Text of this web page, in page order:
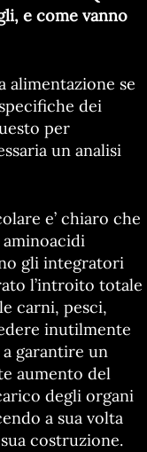
e come vanno
alimentazione se
dei
per
un analisi
e’ chiaro che
gli integratori
l’introito totale
carni, pesci,
inutilmente
garantire un
aumento del
degli organi
a sua volta
costruzione.